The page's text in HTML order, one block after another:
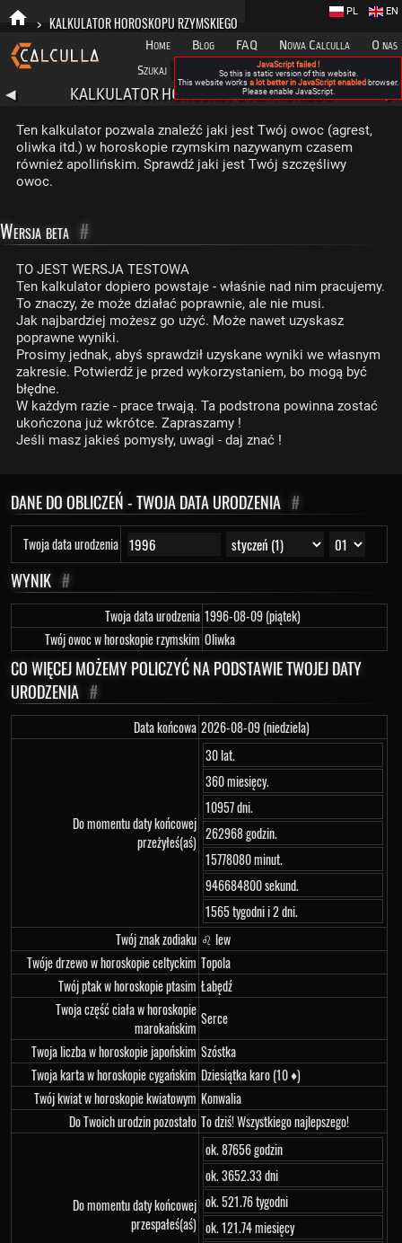
> KALKULATOR HOROSKOPU RZYMSKIEGO
Home Blog FAQ Nowa Calculla
O nas
Szukaj
Kategorie
EN
PL
◀ KALKULATOR HOROSKOPU RZYMSKIEGO
Ten kalkulator pozwala znaleźć jaki jest Twój owoc (agrest,
oliwka itd.) w horoskopie rzymskim nazywanym czasem
również apollińskim. Sprawdź jaki jest Twój szczęśliwy
owoc.
Wersja beta #
TO JEST WERSJA TESTOWA
Ten kalkulator dopiero powstaje - właśnie nad nim pracujemy.
To znaczy, że może działać poprawnie, ale nie musi.
Jak najbardziej możesz go użyć. Może nawet uzyskasz
poprawne wyniki.
Prosimy jednak, abyś sprawdził uzyskane wyniki we własnym
zakresie. Potwierdź je przed wykorzystaniem, bo mogą być
błędne.
W każdym razie - prace trwają. Ta podstrona powinna zostać
ukończona już wkrótce. Zapraszamy !
Jeśli masz jakieś pomysły, uwagi - daj znać !
DANE DO OBLICZEŃ - TWOJA DATA URODZENIA #
Twoja data urodzenia
WYNIK #
Twoja data urodzenia 1996-08-09 (piątek)
Twój owoc w horoskopie rzymskim Oliwka
CO WIĘCEJ MOŻEMY POLICZYĆ NA PODSTAWIE TWOJEJ DATY
URODZENIA #
Data końcowa 2026-08-09 (niedziela)
Do momentu daty końcowej
przeżyłeś(aś)
30 lat.
360 miesięcy.
10957 dni.
262968 godzin.
15778080 minut.
946684800 sekund.
1565 tygodni i 2 dni.
Twój znak zodiaku ♌ lew
Twóje drzewo w horoskopie celtyckim Topola
Twój ptak w horoskopie ptasim Łabędź
Twoja część ciała w horoskopie
marokańskim
Serce
Twoja liczba w horoskopie japońskim Szóstka
Twoja karta w horoskopie cygańskim Dziesiątka karo (10 ♦)
Twój kwiat w horoskopie kwiatowym Konwalia
Do Twoich urodzin pozostało To dziś! Wszystkiego najlepszego!
Do momentu daty końcowej
przespałeś(aś)
ok. 87656 godzin
ok. 3652.33 dni
ok. 521.76 tygodni
ok. 121.74 miesięcy
JavaScript failed !
So this is static version of this website.
This website works a lot better in JavaScript enabled browser.
Please enable JavaScript.